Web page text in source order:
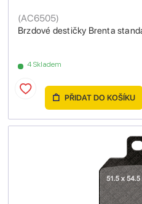
Brzdové destičky Brenta
(AC6505)
4 Skladem
PŘIDAT DO KOŠÍKU